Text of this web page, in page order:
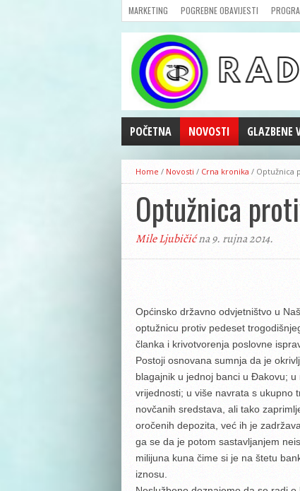
MARKETING POGREBNE OBAVIJESTI
POČETNA NOVOSTI
AKTUALNOSTI
CRNA KRONIKA
POLITIKA
ZANIMLJIVOSTI
GOSPODARSTVO
KULTURA
GLAZBENE
Home / Novosti / Crna kronika / Optužnica
Optužnica
Mile Ljubičićna 9. rujna 2014.
Općinsko državno odvjetništvo u
optužnicu protiv pedeset
članka i krivotvorenja poslovne
Postoji osnovana sumnja da je
blagajnik u jednoj banci u Đakovu;
vrijednosti; u više navrata s ukupno
novčanih sredstava, ali tako
oročenih depozita, već ih je
ga se da je potom sastavljanjem
milijuna kuna čime si je na štetu
iznosu.